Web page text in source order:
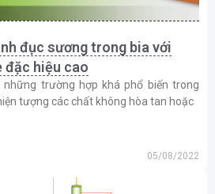
đục sương trong bia với
đặc hiệu cao
05/08/2022
trường hợp khá phổ biến trong
tượng các chất không hòa tan hoặc